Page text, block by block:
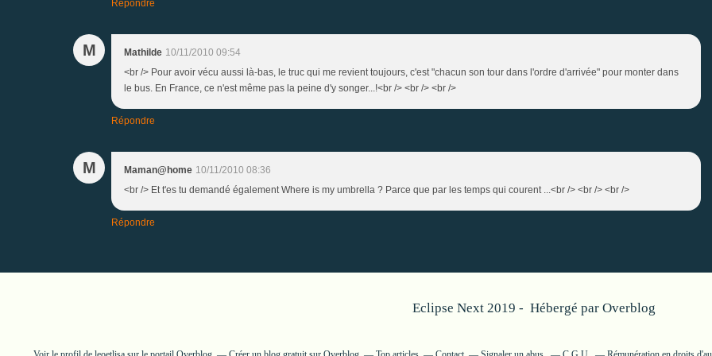
Répondre
M Mathilde 10/11/2010 09:54
<br /> Pour avoir vécu aussi là-bas, le truc qui me revient toujours, c'est "chacun son tour dans l'ordre d'arrivée" pour monter dans
le bus. En France, ce n'est même pas la peine d'y songer...!<br /> <br /> <br />
Répondre
M Maman@home 10/11/2010 08:36
<br /> Et t'es tu demandé également Where is my umbrella ? Parce que par les temps qui courent ...<br /> <br /> <br />
Répondre
Eclipse Next 2019 - Hébergé par Overblog